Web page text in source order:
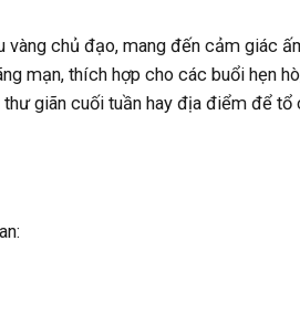
vàng chủ đạo, mang đến cảm giác
mạn, thích hợp cho các buổi hẹn
giãn cuối tuần hay địa điểm để tổ